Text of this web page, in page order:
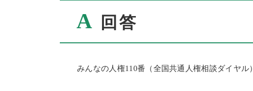
A 回答
みんなの人権110番（全国共通人権相談ダイヤ